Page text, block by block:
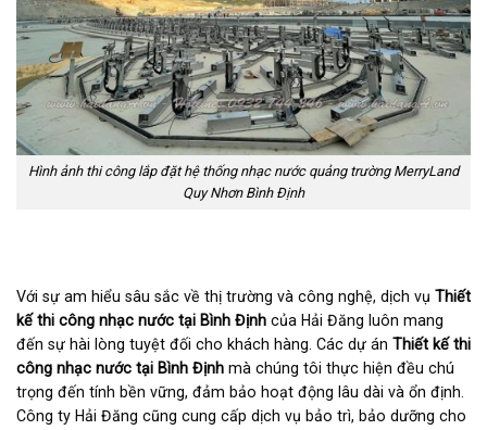
Hình ảnh thi công lắp đặt hệ thống nhạc nước quảng trường MerryLand
Quy Nhơn Bình Định
Với sự am hiểu sâu sắc về thị trường và công nghệ, dịch vụ Thiết
kế thi công nhạc nước tại Bình Định của Hải Đăng luôn mang
đến sự hài lòng tuyệt đối cho khách hàng. Các dự án Thiết kế thi
công nhạc nước tại Bình Định mà chúng tôi thực hiện đều chú
trọng đến tính bền vững, đảm bảo hoạt động lâu dài và ổn định.
Công ty Hải Đăng cũng cung cấp dịch vụ bảo trì, bảo dưỡng cho